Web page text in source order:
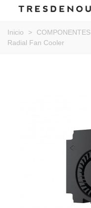
Inicio > COMPONENTES
Radial Fan Cooler